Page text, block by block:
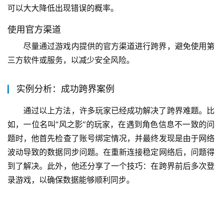
可以大大降低出现错误的概率。
使用官方渠道
尽量通过游戏内提供的官方渠道进行跨界，避免使用第
三方软件或服务，以减少安全风险。
实例分析：成功跨界案例
通过以上方法，许多玩家已经成功解决了跨界难题。比
如，一位名叫“风之影”的玩家，在遇到角色信息不一致的问
题时，他首先检查了账号绑定情况，并最终发现是由于网络
波动导致的数据同步问题。在重新连接稳定网络后，问题得
到了解决。此外，他还分享了一个技巧：在跨界前后多次登
录游戏，以确保数据能够顺利同步。